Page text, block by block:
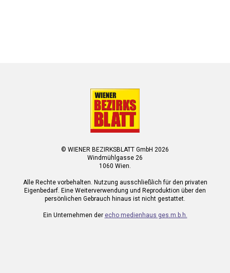
© WIENER BEZIRKSBLATT GmbH 2026
Windmühlgasse 26
1060 Wien.
Alle Rechte vorbehalten. Nutzung ausschließlich für den privaten
Eigenbedarf. Eine Weiterverwendung und Reproduktion über den
persönlichen Gebrauch hinaus ist nicht gestattet.
Ein Unternehmen der echo medienhaus ges.m.b.h.